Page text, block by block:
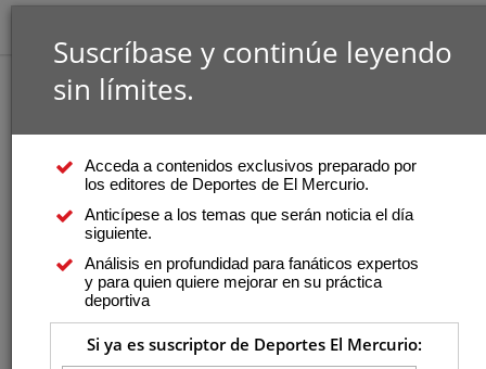
Suscríbase y continúe leyendo
sin límites.
Acceda a contenidos exclusivos preparado por
los editores de Deportes de El Mercurio.
Anticípese a los temas que serán noticia el día
siguiente.
Análisis en profundidad para fanáticos expertos
y para quien quiere mejorar en su práctica
deportiva
Si ya es suscriptor de Deportes El Mercurio: